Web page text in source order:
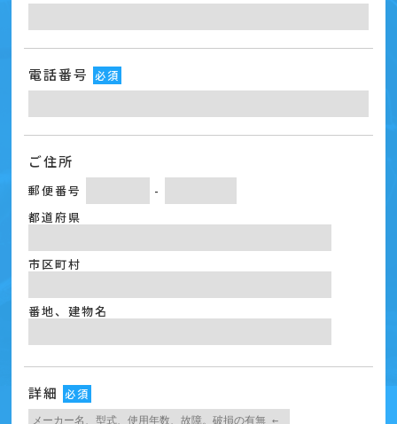
電話番号 必須
ご住所
郵便番号
-
都道府県
市区町村
番地、建物名
詳細 必須